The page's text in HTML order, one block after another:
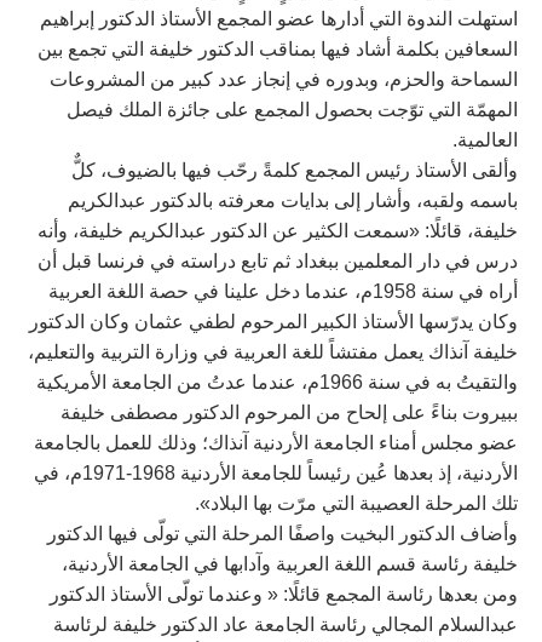
استهلت الندوة التي أدارها عضو المجمع الأستاذ الدكتور إبراهيم
السعافين بكلمة أشاد فيها بمناقب الدكتور خليفة التي تجمع بين
السماحة والحزم، وبدوره في إنجاز عدد كبير من المشروعات
المهمّة التي توّجت بحصول المجمع على جائزة الملك فيصل
العالمية.
وألقى الأستاذ رئيس المجمع كلمةً رحّب فيها بالضيوف، كلٌّ
باسمه ولقبه، وأشار إلى بدايات معرفته بالدكتور عبدالكريم
خليفة، قائلًا: «سمعت الكثير عن الدكتور عبدالكريم خليفة، وأنه
درس في دار المعلمين ببغداد ثم تابع دراسته في فرنسا قبل أن
أراه في سنة 1958م، عندما دخل علينا في حصة اللغة العربية
وكان يدرّسها الأستاذ الكبير المرحوم لطفي عثمان وكان الدكتور
خليفة آنذاك يعمل مفتشاً للغة العربية في وزارة التربية والتعليم،
والتقيتُ به في سنة 1966م، عندما عدتُ من الجامعة الأمريكية
ببيروت بناءً على إلحاح من المرحوم الدكتور مصطفى خليفة
عضو مجلس أمناء الجامعة الأردنية آنذاك؛ وذلك للعمل بالجامعة
الأردنية، إذ بعدها عُين رئيساً للجامعة الأردنية 1968-1971م، في
تلك المرحلة العصيبة التي مرّت بها البلاد».
وأضاف الدكتور البخيت واصفًا المرحلة التي تولّى فيها الدكتور
خليفة رئاسة قسم اللغة العربية وآدابها في الجامعة الأردنية،
ومن بعدها رئاسة المجمع قائلًا: « وعندما تولّى الأستاذ الدكتور
عبدالسلام المجالي رئاسة الجامعة عاد الدكتور خليفة لرئاسة